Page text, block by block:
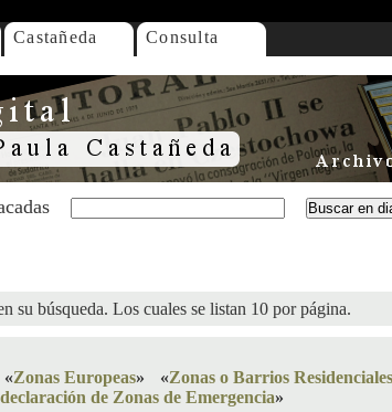
Castañeda Consulta
su búsqueda. Los cuales se listan 10 por página.
«Zonas Europeas» «Zonas o Barrios Residenciales
de Zonas de Emergencia»